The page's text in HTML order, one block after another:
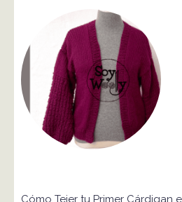
Cómo Tejer tu Primer Cárdigan